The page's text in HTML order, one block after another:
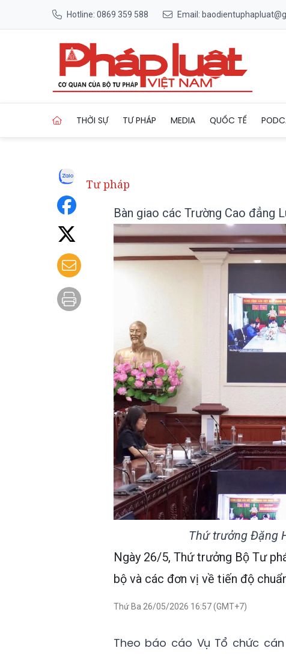
Hotline: 0869 359 588 Email:
THỜI SỰ TƯ PHÁP MEDIA QUỐC TẾ
Tư pháp
Bàn giao các Trường Cao đẳng
Thứ trưởng Đặng
Ngày 26/5, Thứ trưởng Bộ Tư
bộ và các đơn vị về tiến độ
Thứ Ba 26/05/2026 16:57 (GMT+7)
Theo báo cáo Vụ Tổ chức